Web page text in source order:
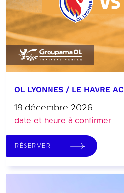
OL LYONNES / LE HAVRE AC
19 décembre 2026
date et heure à confirmer
RÉSERVER